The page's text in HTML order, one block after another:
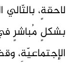
لاحقةٍ،
بشكلٍ مُباشرٍ
الإجتماعيّةِ،